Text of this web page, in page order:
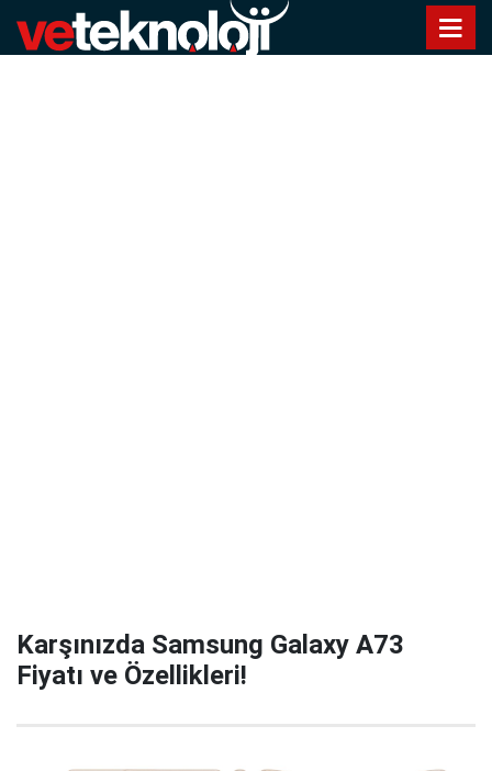
Karşınızda Samsung Galaxy A73
Fiyatı ve Özellikleri!